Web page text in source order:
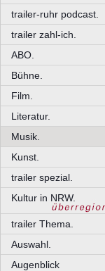
trailer-ruhr podcast.
trailer zahl-ich.
ABO.
Bühne.
Film.
Literatur.
Musik.
Kunst.
trailer spezial.
Kultur in NRW.
trailer Thema.
Auswahl.
Augenblick